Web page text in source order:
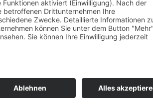
das entsprechende